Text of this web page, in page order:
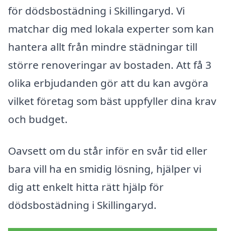
för dödsbostädning i Skillingaryd. Vi
matchar dig med lokala experter som kan
hantera allt från mindre städningar till
större renoveringar av bostaden. Att få 3
olika erbjudanden gör att du kan avgöra
vilket företag som bäst uppfyller dina krav
och budget.
Oavsett om du står inför en svår tid eller
bara vill ha en smidig lösning, hjälper vi
dig att enkelt hitta rätt hjälp för
dödsbostädning i Skillingaryd.